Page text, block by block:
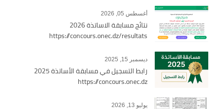
أغسطس 05, 2026
نتائج مسابقة الاساتذة 2026
https://concours.onec.dz/resultats
ديسمبر 15, 2025
رابط التسجيل في مسابقة الأساتذة 2025
https://concours.onec.dz
يوليو 13, 2026